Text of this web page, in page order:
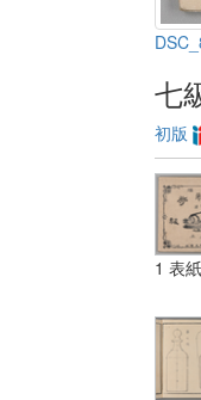
七
初版
1 表紙